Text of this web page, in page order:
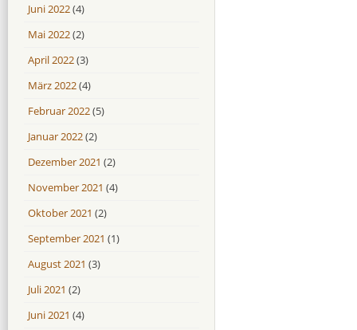
Juni 2022(4)
Mai 2022(2)
April 2022(3)
März 2022(4)
Februar 2022(5)
Januar 2022(2)
Dezember 2021 (2)
November 2021 (4)
Oktober 2021 (2)
September 2021 (1)
August 2021 (3)
Juli 2021 (2)
Juni 2021 (4)